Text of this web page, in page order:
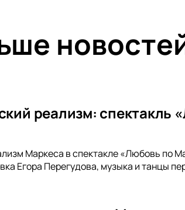
реализм: спектакль
Маркеса в спектакле «Любовь по
Егора Перегудова, музыка и танцы